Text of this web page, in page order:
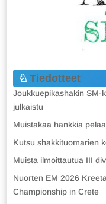
Tiedotteet
Joukkuepikashakin SM-
julkaistu
Muistakaa hankkia
Kutsu shakkituomarien
Muista ilmoittautua III
Nuorten EM 2026
Championship in Crete